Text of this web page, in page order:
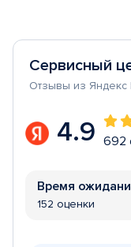
Сервисный
Отзывы из Яндекс
4.9 692
Время
152 оценки